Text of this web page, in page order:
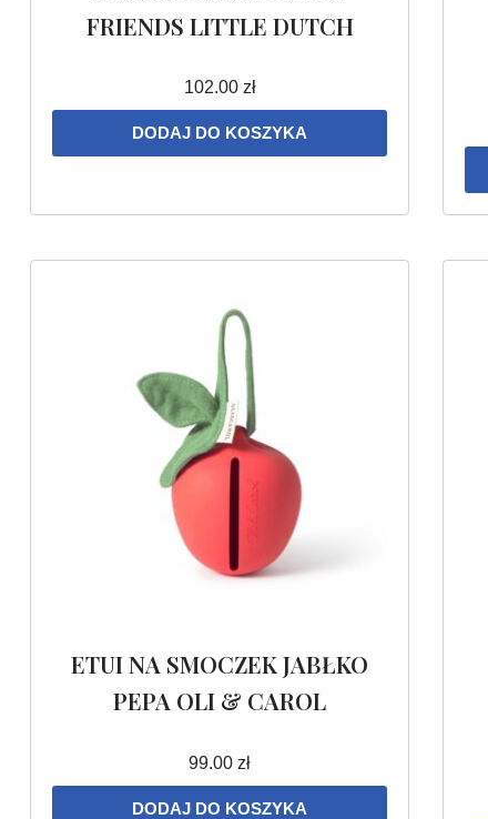
FRIENDS LITTLE DUTCH
102.00 zł
DODAJ DO KOSZYKA
ETUI NA SMOCZEK JABŁKO
PEPA OLI & CAROL
99.00zł
DODAJ DO KOSZYKA